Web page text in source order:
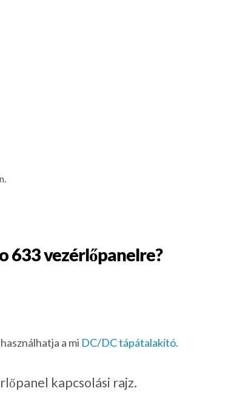
633 vezérlőpanelre?
a mi DC/DC tápátalakító.
kapcsolási rajz.